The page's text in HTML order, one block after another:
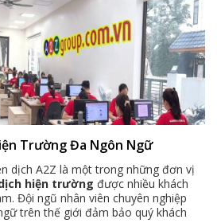
Trường Đa Ngôn Ngữ
dịch A2Z là một trong những đơn vị
hiện trường được nhiều khách
Đội ngũ nhân viên chuyên nghiệp
trên thế giới đảm bảo quý khách